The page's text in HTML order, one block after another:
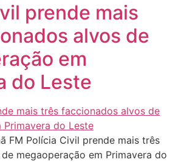
prende mais
alvos de
em
do Leste
FM Polícia Civil prende mais três
megaoperação em Primavera do